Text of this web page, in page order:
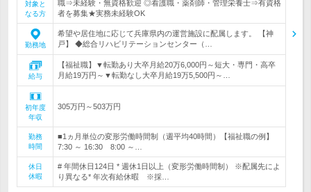
対象と
なる方
職⇒未経験・無資格歓迎 ◎看護職・薬剤師・管理栄養士⇒有資格
者を募集★実務未経験OK
勤務地
希望や居住地に応じて兵庫県内の運営施設に配属します。 【神
戸】 ◆総合リハビリテーションセンター（…
給与
【福祉職】▼転勤あり大卒月給20万6,000円～短大・専門・高卒
月給19万円～▼転勤なし大卒月給19万5,500円～…
初年度
年収
305万円～503万円
勤務
時間
■1ヵ月単位の変形労働時間制（週平均40時間）【福祉職の例】
7:30 ～ 16:30 8:00 ～…
休日
休暇
# 年間休日124日 * 週休1日以上（変形労働時間制） ※配属先によ
り異なる* 年次有給休暇 ※採…